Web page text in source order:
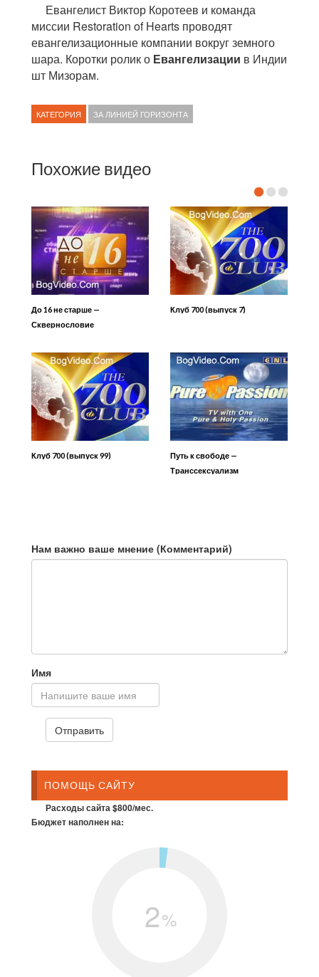
Евангелист Виктор Коротеев и команда
миссии Restoration of Hearts проводят
евангелизационные компании вокруг земного
шара. Коротки ролик о Евангелизации в Индии
шт Мизорам.
КАТЕГОРИЯ ЗА ЛИНИЕЙ ГОРИЗОНТА
Похожие видео
До 16 не старше —
Сквернословие
Клуб 700 (выпуск 7)
Клуб 700 (выпуск 99)
Путь к свободе —
Транссексуализм
Нам важно ваше мнение (Комментарий)
Имя
ПОМОЩЬ САЙТУ
Расходы сайта $800/мес.
Бюджет наполнен на:
2%